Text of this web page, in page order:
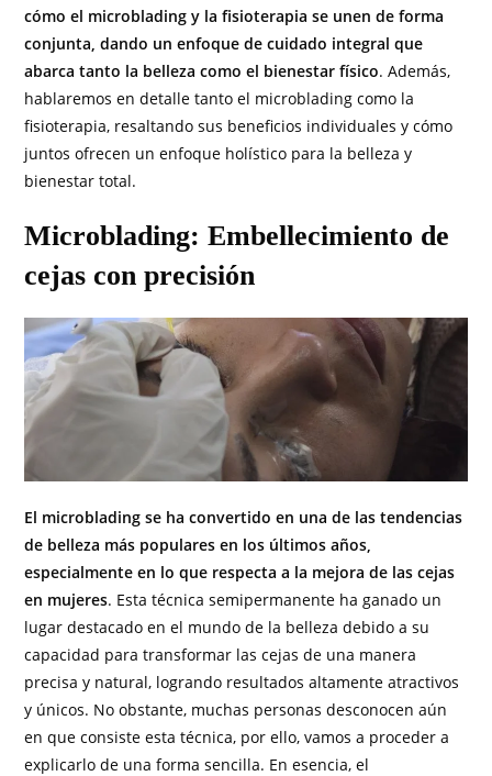
cómo el microblading y la fisioterapia se unen de forma
conjunta, dando un enfoque de cuidado integral que
abarca tanto la belleza como el bienestar físico. Además,
hablaremos en detalle tanto el microblading como la
fisioterapia, resaltando sus beneficios individuales y cómo
juntos ofrecen un enfoque holístico para la belleza y
bienestar total.
Microblading: Embellecimiento de
cejas con precisión
El microblading se ha convertido en una de las tendencias
de belleza más populares en los últimos años,
especialmente en lo que respecta a la mejora de las cejas
en mujeres. Esta técnica semipermanente ha ganado un
lugar destacado en el mundo de la belleza debido a su
capacidad para transformar las cejas de una manera
precisa y natural, logrando resultados altamente atractivos
y únicos. No obstante, muchas personas desconocen aún
en que consiste esta técnica, por ello, vamos a proceder a
explicarlo de una forma sencilla. En esencia, el